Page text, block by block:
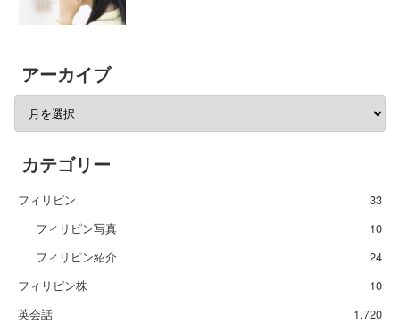
アーカイブ
カテゴリー
フィリピン
33
フィリピン写真
10
フィリピン紹介
24
フィリピン株
10
英会話
1,720